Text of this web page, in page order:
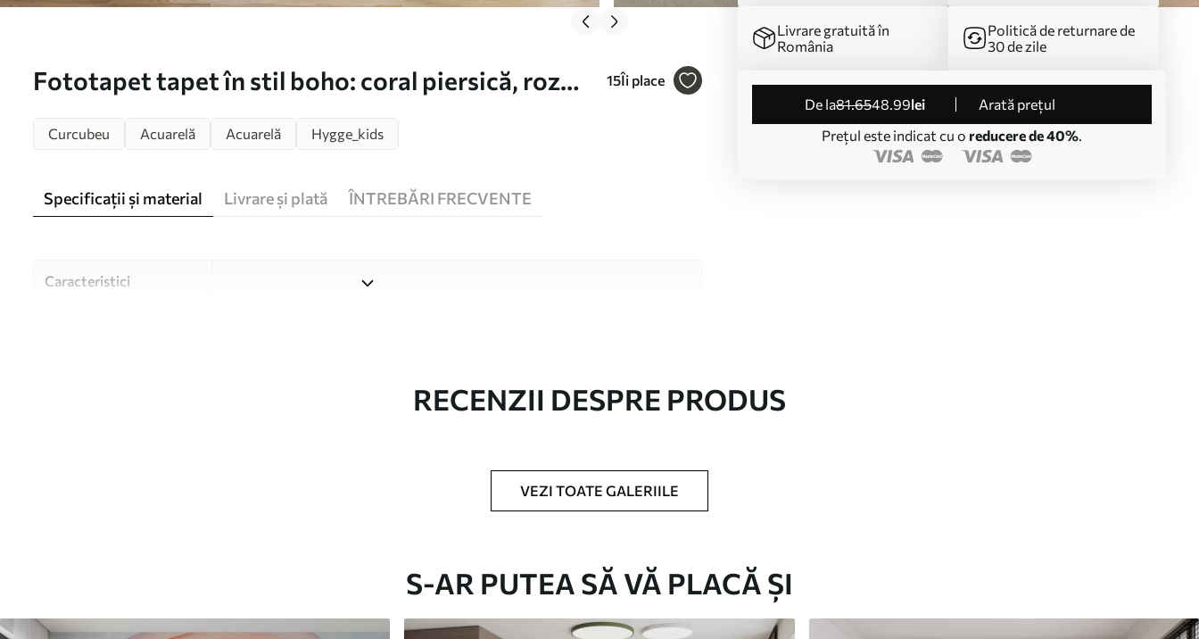
Fototapet tapet în stil boho: coral piersică, roz
15Îi place
Livrare gratuită în
România
Politică de returnare de
30 de zile
de la81.6548.99lei
Arată prețul
Prețul este indicat cu o reducere de 40%.
Curcubeu Acuarelă Acuarelă Hygge_kids
Specificații și material Livrare și plată ÎNTREBĂRI FRECVENTE
Caracteristici
Tipărit la comandă și livrat în role de până la 50 cm lățime.
Se poate curăța ușor cu un burete moale. Fototapetul cu strat de lac
RECENZII DESPRE PRODUS
VEZI TOATE GALERIILE
S-AR PUTEA SĂ VĂ PLACĂ ȘI